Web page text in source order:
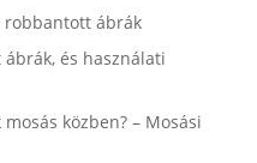
robbantott ábrák
és használati
közben? – Mosási